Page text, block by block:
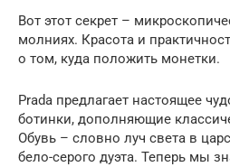
Вот этот секрет –
молниях. Красота и
о том, куда положить монетки.
Prada предлагает настоящее
ботинки, дополняющие
Обувь – словно луч света в
бело-серого дуэта. Теперь мы